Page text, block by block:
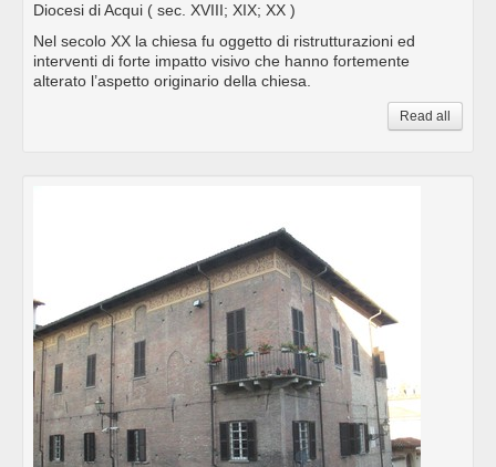
Diocesi di Acqui ( sec. XVIII; XIX; XX )
Nel secolo XX la chiesa fu oggetto di ristrutturazioni ed
interventi di forte impatto visivo che hanno fortemente
alterato l’aspetto originario della chiesa.
Read all